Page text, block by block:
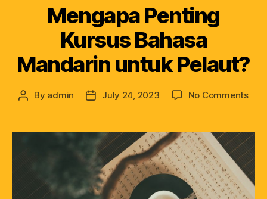
Mengapa Penting
Kursus Bahasa
Mandarin untuk Pelaut?
By admin July 24, 2023 No Comments